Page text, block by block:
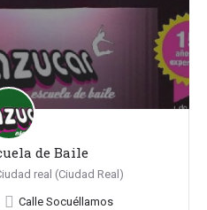
de Baile
real (Ciudad Real)
Calle Socuéllamos